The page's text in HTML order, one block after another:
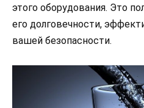
этого оборудования. Это
его долговечности,
вашей безопасности.